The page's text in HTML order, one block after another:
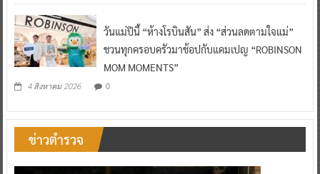
วันแม่ปีนี้ “ห้างโรบินสัน” ส่ง “ส่วนลดตามใจแม่”
ชวนทุกครอบครัวมาช้อปกับแคมเปญ “ROBINSON
MOM MOMENTS”
4 สิงหาคม 2026 0
ข่าวตำรวจ